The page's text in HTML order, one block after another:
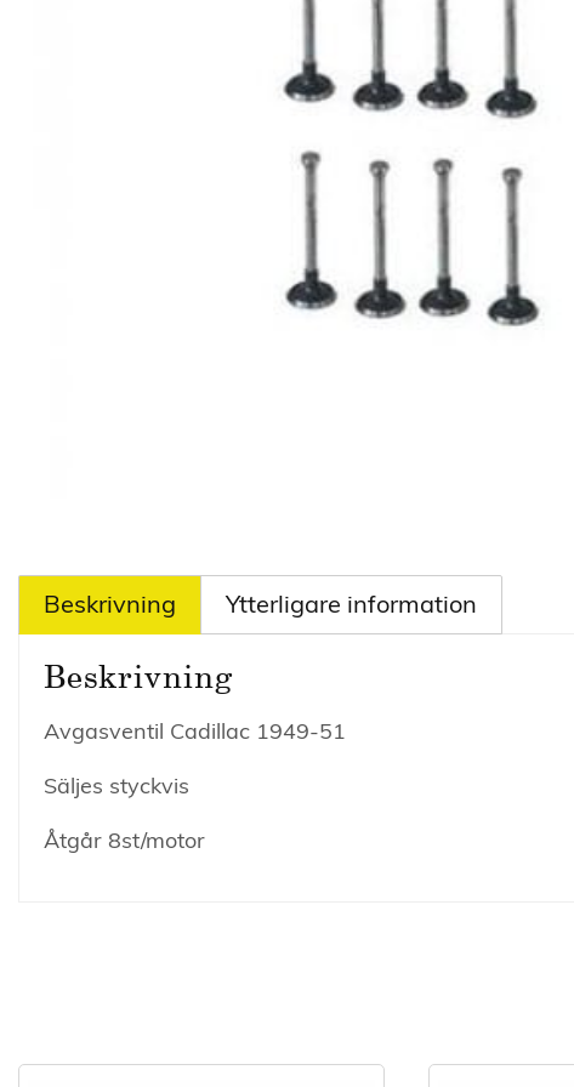
Beskrivning Ytterligare information
Beskrivning
Avgasventil Cadillac 1949-51
Säljes styckvis
Åtgår 8st/motor